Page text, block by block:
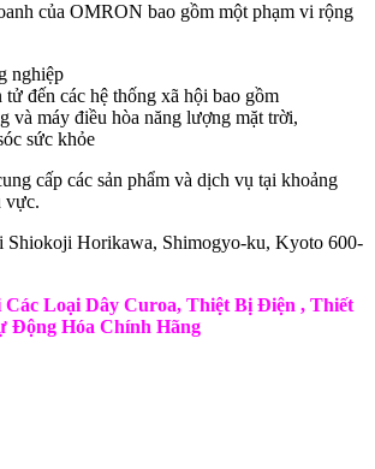
của OMRON bao gồm một phạm vi rộng
nghiệp
tử đến các hệ thống xã hội bao gồm
và máy điều hòa năng lượng mặt trời,
sức khỏe
cấp các sản phẩm và dịch vụ tại khoảng
vực.
Shiokoji Horikawa, Shimogyo-ku, Kyoto 600-
Các Loại Dây Curoa, Thiệt Bị Điện , Thiết
Động Hóa Chính Hãng